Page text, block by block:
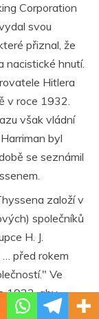
Corporation
svou
přiznal, že
nacistické hnutí.
Hitlera
v roce 1932.
však vládní
byl
se seznámil
založí v
společníků
H. J.
před rokem
Ve
1922, aby
za